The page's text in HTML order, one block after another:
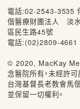
電話:02-2543-3535
偕醫療財團法人 淡
區民生路45號
電話:(02)2809-
© 2020, MacKay
念醫院所有，未經許可
台灣基督長老教會馬
並保留一切權利。